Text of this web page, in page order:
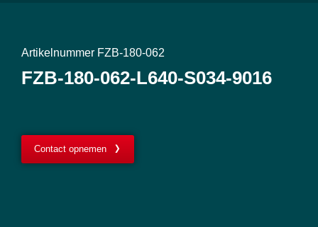
Artikelnummer FZB-180-062
FZB-180-062-L640-S034-9016
Contact opnemen